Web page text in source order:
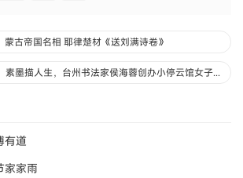
蒙古帝国名相 耶律楚材《送刘满诗卷》
下一篇：温婉才女子，素墨描人生，台州书法家侯海蓉创办小停云馆女子书社
有道
家雨